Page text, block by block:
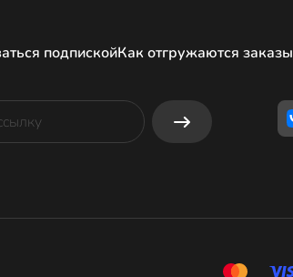
подпискойКак отгружаются заказы